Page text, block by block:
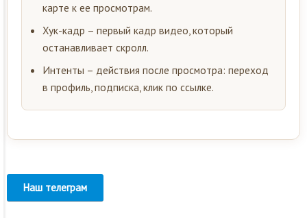
карте к ее просмотрам.
Хук-кадр – первый кадр видео, который
останавливает скролл.
Интенты – действия после просмотра: переход
в профиль, подписка, клик по ссылке.
Наш телеграм